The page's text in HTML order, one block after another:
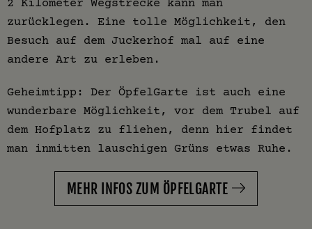
zurücklegen. Eine tolle Möglichkeit, den
Besuch auf dem Juckerhof mal auf eine
andere Art zu erleben.
Geheimtipp: Der ÖpfelGarte ist auch eine
wunderbare Möglichkeit, vor dem Trubel auf
dem Hofplatz zu fliehen, denn hier findet
man inmitten lauschigen Grüns etwas Ruhe.
MEHR INFOS ZUM ÖPFELGARTE